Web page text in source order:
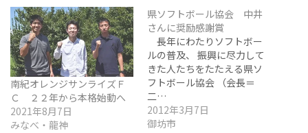
南紀オレンジサンライズＦ
Ｃ ２２年から本格始動へ
2021年8月7日
みなべ・龍神
県ソフトボール協会 中井
さんに奨励感謝賞
長年にわたりソフトボー
ルの普及、 振興に尽力して
きた人たちをたたえる県ソ
フトボール協会 （会長＝
二…
2012年3月7日
御坊市